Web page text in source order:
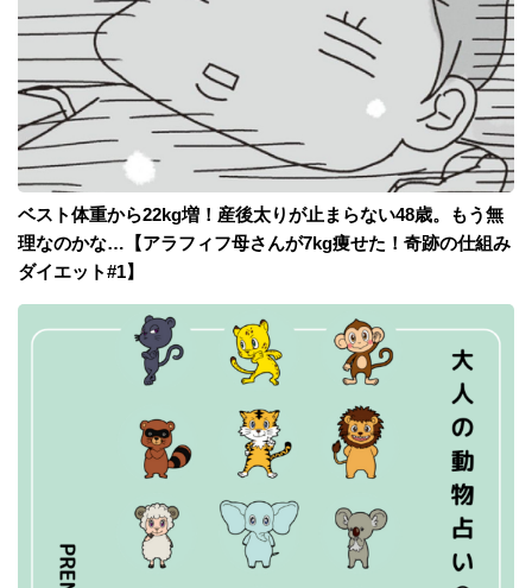
ベスト体重から22kg増！産後太りが止まらない48歳。もう無
理なのかな…【アラフィフ母さんが7kg痩せた！奇跡の仕組み
ダイエット#1】